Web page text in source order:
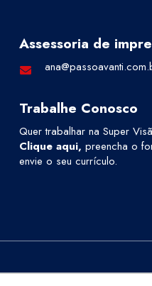
Assessoria de
Trabalhe Conosco
Quer trabalhar na Super
Clique aqui, preencha o
envie o seu currículo.